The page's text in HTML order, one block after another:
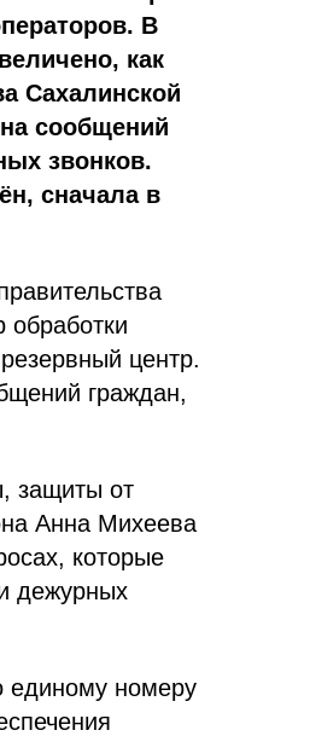
В
как
Сахалинской
сообщений
звонков.
сначала в
обработки
центр.
граждан,
защиты от
Анна Михеева
которые
дежурных
единому номеру